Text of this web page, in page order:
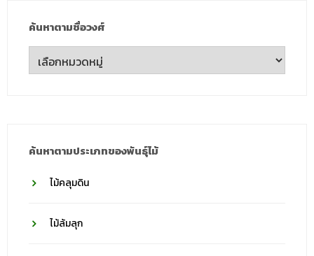
ค้นหาตามชื่อวงศ์
ค้นหา
ตาม
ค้นหาตามประเภทของพันธุ์ไม้
ไม้คลุมดิน
ไม้ล้มลุก